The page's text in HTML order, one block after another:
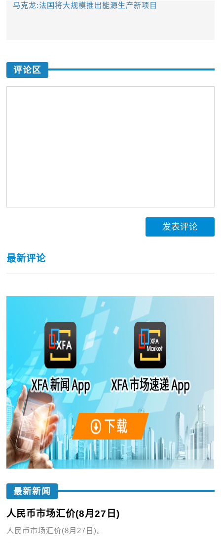
马克龙:法国将大规模推出能源生产新项目
评论区
发表评论
最新评论
最新新闻
人民币市场汇价(8月27日)
人民币市场汇价(8月27日)。